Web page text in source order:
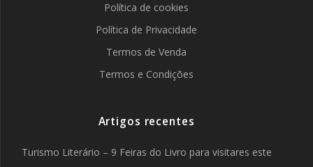
Política de cookies
Política de Privacidade
Termos de Venda
Termos e Condições
Artigos recentes
Turismo Literário – 9 Feiras do Livro para visitares este